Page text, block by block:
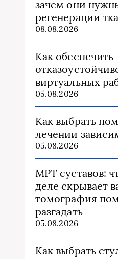
зачем они
регенерации
08.08.2026
Как обеспечить
виртуальных
05.08.2026
Как выбрать
лечении
05.08.2026
МРТ суставов:
деле скрывает
томография
разгадать
05.08.2026
Как выбрать